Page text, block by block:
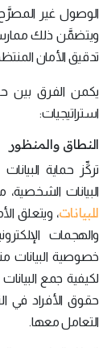
الوصول غير المصرَّح
ويتضمَّن ذلك
تدقيق الأمان
يكمن الفرق بين
استراتيجيات:
النطاق والمنظور
تركِّز حماية
البيانات الشخصية،
للبيانات، ويتعلق
والهجمات
خصوصية البيانات
لكيفية جمع
حقوق الأفراد في
التعامل معها.